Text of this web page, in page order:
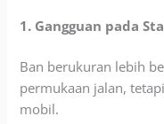
1. Gangguan pada
Ban berukuran lebih
permukaan jalan,
mobil.